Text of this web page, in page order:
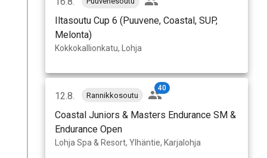
Iltasoutu Cup 6 (Puuvene, Coastal, SUP,
Melonta)
Kokkokallionkatu, Lohja
12.8. Rannikkosoutu
40
Coastal Juniors & Masters Endurance SM &
Endurance Open
Lohja Spa & Resort, Ylhäntie, Karjalohja